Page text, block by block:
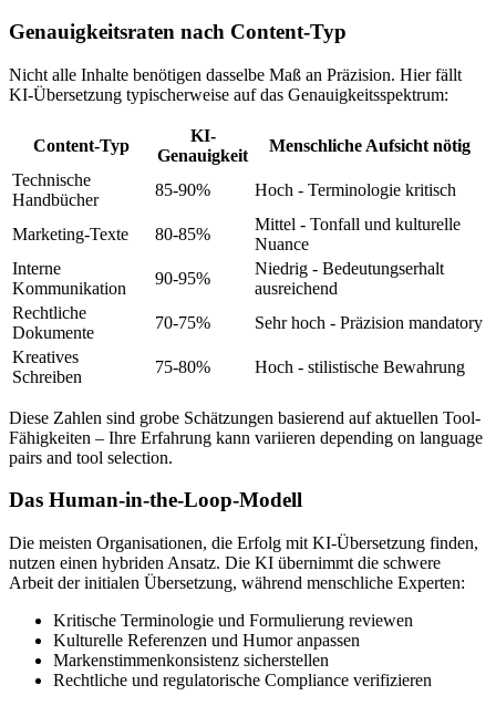
Genauigkeitsraten nach Content-Typ
Nicht alle Inhalte benötigen dasselbe Maß an Präzision. Hier fällt
KI-Übersetzung typischerweise auf das Genauigkeitsspektrum:
Content-Typ
KI-
Genauigkeit
Menschliche Aufsicht nötig
Technische
Handbücher
85-90% Hoch - Terminologie kritisch
Marketing-Texte 80-85%
Mittel - Tonfall und kulturelle
Nuance
Interne
Kommunikation
90-95%
Niedrig - Bedeutungserhalt
ausreichend
Rechtliche
Dokumente
70-75%
Sehr hoch - Präzision mandatory
Kreatives
Schreiben
75-80% Hoch - stilistische Bewahrung
Diese Zahlen sind grobe Schätzungen basierend auf aktuellen Tool-
Fähigkeiten – Ihre Erfahrung kann variieren depending on language
pairs and tool selection.
Das Human-in-the-Loop-Modell
Die meisten Organisationen, die Erfolg mit KI-Übersetzung finden,
nutzen einen hybriden Ansatz. Die KI übernimmt die schwere
Arbeit der initialen Übersetzung, während menschliche Experten:
Kritische Terminologie und Formulierung reviewen
Kulturelle Referenzen und Humor anpassen
Markenstimmenkonsistenz sicherstellen
Rechtliche und regulatorische Compliance verifizieren